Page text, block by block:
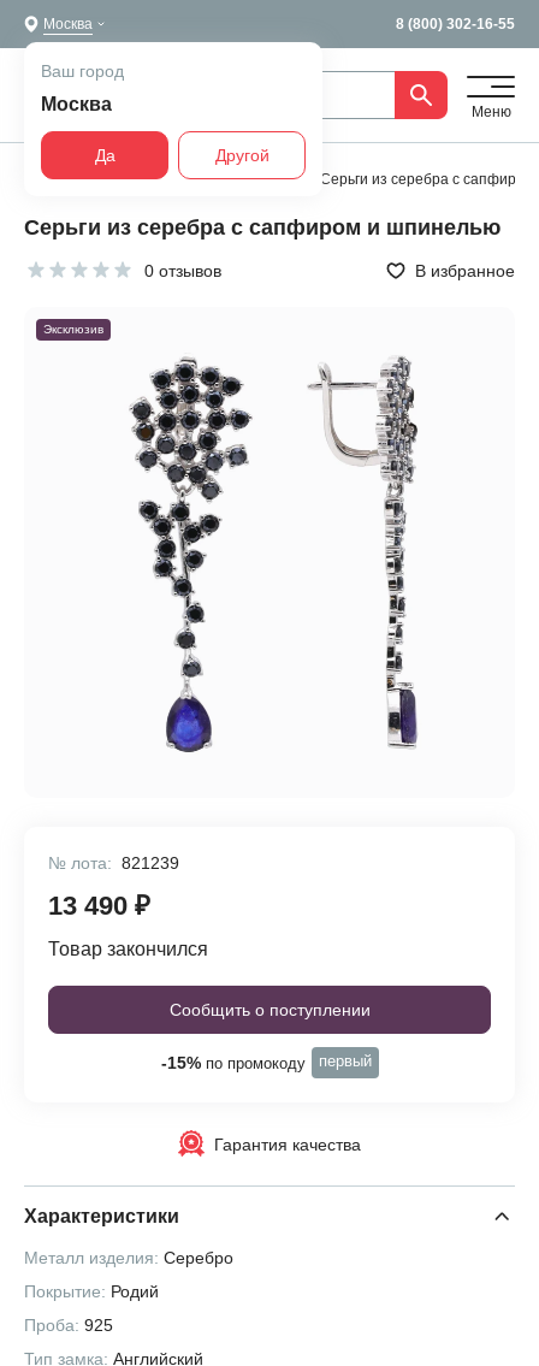
Москва 8 (800) 302-16-55
Ваш город
Москва
Да Другой
Меню
Главная Все украшения Серьги Серьги из серебра с
Серьги из серебра с сапфиром и шпинелью
0 отзывов В избранное
Эксклюзив
№ лота: 821239
13 490 ₽
Товар закончился
Сообщить о поступлении
-15%по промокоду первый
Гарантия качества
Характеристики
Металл изделия: Серебро
Покрытие: Родий
Проба: 925
Тип замка: Английский